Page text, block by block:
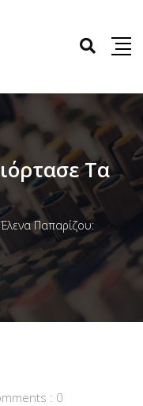
Τα
Έλενα Παπαρίζου:
: 0